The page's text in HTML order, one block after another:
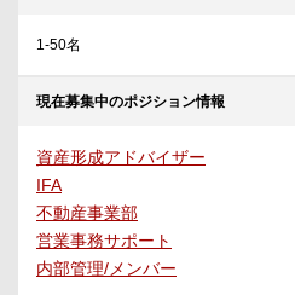
1-50名
現在募集中のポジション情報
資産形成アドバイザー
IFA
不動産事業部
営業事務サポート
内部管理/メンバー